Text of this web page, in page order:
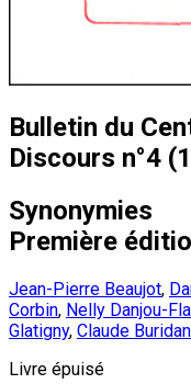
Bulletin du
Discours n°4
Synonymies
Première
Jean-Pierre Beaujot,
Corbin, Nelly Danjou-
Glatigny, Claude
Livre épuisé